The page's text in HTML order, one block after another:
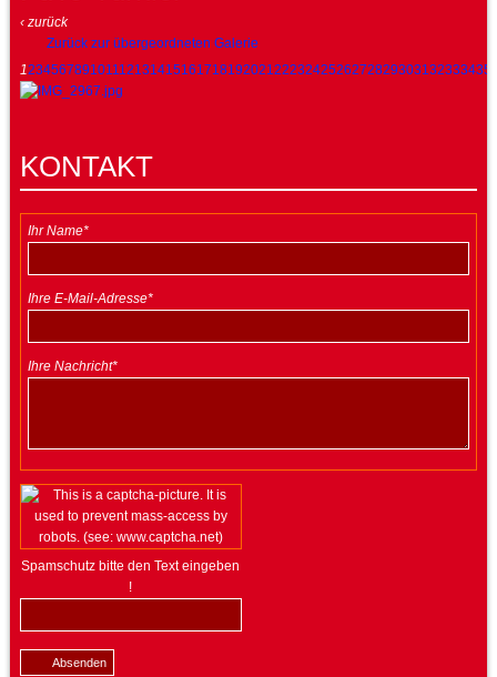
‹ zurück
Zurück zur übergeordneten Galerie
1234567891011121314151617181920212223242526272829303132333435
KONTAKT
Ihr Name*
Ihre E-Mail-Adresse*
Ihre Nachricht*
Spamschutz bitte den Text eingeben
!